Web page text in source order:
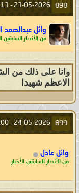
898
23-05-2026 -
PM
وائل عبدالصمد
من الأنصار السابقين
وانا على ذلك من
الاعظم شهيدا
899
24-05-2026 -
AM
وائل عادل
من الأنصار السابقين الأخيار